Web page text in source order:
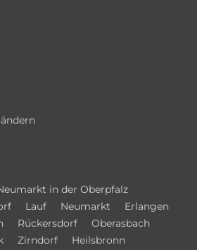
in der Oberpfalz
Lauf Neumarkt
Erlangen
Rückersdorf
Oberasbach
Zirndorf Heilsbronn